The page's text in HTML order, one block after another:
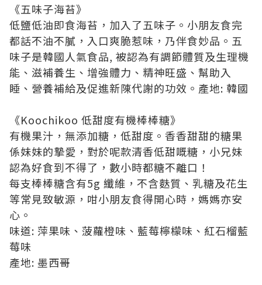
《五味子海苔》
低鹽低油即食海苔，加入了五味子。小朋友食完
都話不油不膩，入口爽脆惹味，乃伴食妙品。五
味子是韓國人氣食品, 被認為有調節體質及生理機
能、滋補養生、增強體力、精神旺盛、幫助入
睡、營養補給及促進新陳代謝的功效。產地: 韓國
《Koochikoo 低甜度有機棒棒糖》
有機果汁，無添加糖，低甜度。香香甜甜的糖果
係妹妹的摯愛，對於呢款清香低甜嘅糖，小兄妹
認為好食到不得了，數小時都糖不離口！
每支棒棒糖含有5g 纖維，不含麩質、乳糖及花生
等常見致敏源，咁小朋友食得開心時，媽媽亦安
心。
味道: 萍果味、菠蘿橙味、藍莓檸檬味、紅石榴藍
莓味
產地: 墨西哥